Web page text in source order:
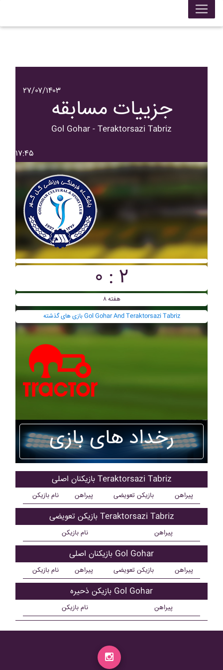
۲۷/۰۷/۱۴۰۳
جزییات مسابقه
Gol Gohar - Teraktorsazi Tabriz
۱۷:۴۵
۰ : ۲
هفته ۸
بازی های گذشته Gol Gohar And Teraktorsazi Tabriz
رخداد های بازی
بازیکنان اصلی Teraktorsazi Tabriz
نام بازیکن پیراهن بازیکن تعویضی پیراهن
بازیکن تعویضی Teraktorsazi Tabriz
نام بازیکن پیراهن
بازیکنان اصلی Gol Gohar
نام بازیکن پیراهن بازیکن تعویضی پیراهن
بازیکن ذحیره Gol Gohar
نام بازیکن پیراهن